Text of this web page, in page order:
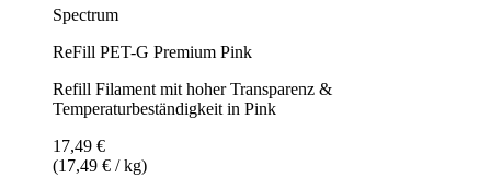
Spectrum
ReFill PET-G Premium Pink
Refill Filament mit hoher Transparenz &
Temperaturbeständigkeit in Pink
17,49 €
(17,49 € / kg)